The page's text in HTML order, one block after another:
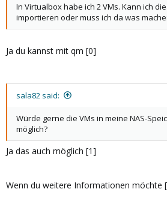
In Virtualbox habe ich 2 VMs. Kann ich
importieren oder muss ich da was
Ja du kannst mit qm [0]
sala82 said:
Würde gerne die VMs in meine NAS-
möglich?
Ja das auch möglich [1]
Wenn du weitere Informationen möchte